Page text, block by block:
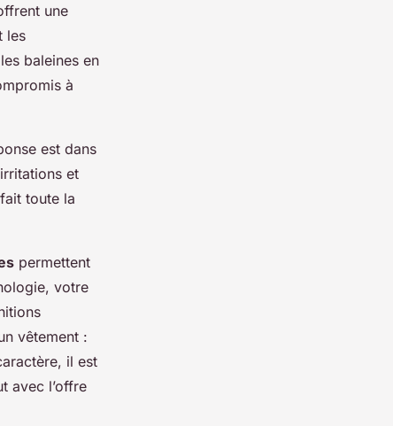
une
les
baleines en
à
est dans
et
toute la
permettent
votre
vêtement :
il est
avec l’offre